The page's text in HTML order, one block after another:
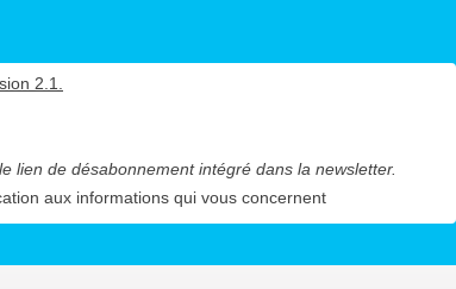
2.1
lien de désabonnement intégré dans la newsletter.
aux informations qui vous concernent